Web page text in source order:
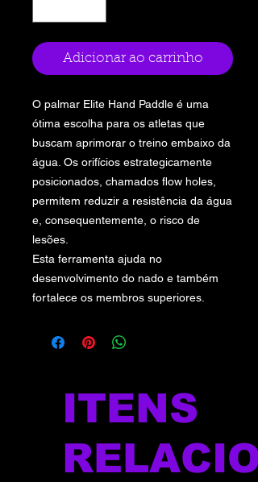
Adicionar ao carrinho
O palmar Elite Hand Paddle é uma
ótima escolha para os atletas que
buscam aprimorar o treino embaixo da
água. Os orifícios estrategicamente
posicionados, chamados flow holes,
permitem reduzir a resistência da água
e, consequentemente, o risco de
lesões.
Esta ferramenta ajuda no
desenvolvimento do nado e também
fortalece os membros superiores.
ITENS